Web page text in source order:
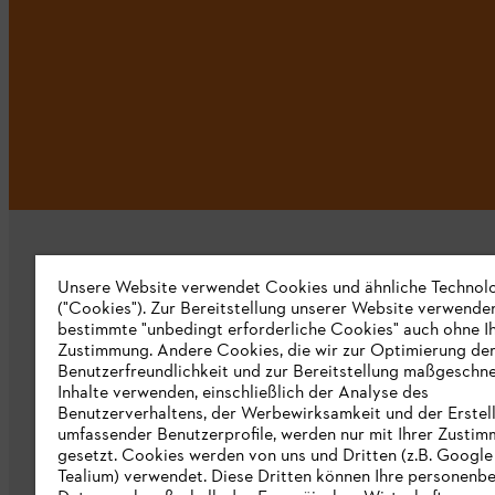
Unternehmen
Über uns
Katalog zum Download
STIHL Hinweisgebersystem
Unsere Website verwendet Cookies und ähnliche
("Cookies"). Zur Bereitstellung unserer Website
bestimmte "unbedingt erforderliche Cookies" auch ohne
Zustimmung. Andere Cookies, die wir zur Optimierung der
Benutzerfreundlichkeit und zur Bereitstellung
Inhalte verwenden, einschließlich der Analyse des
Benutzerverhaltens, der Werbewirksamkeit und der
umfassender Benutzerprofile, werden nur mit Ihrer
gesetzt. Cookies werden von uns und Dritten (z.B.
Tealium) verwendet. Diese Dritten können Ihre